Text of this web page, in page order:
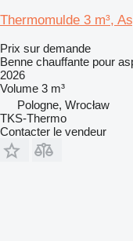
Thermomulde 3 m³,
Prix sur demande
Benne chauffante pour
2026
Volume 3 m³
Pologne, Wrocław
TKS-Thermo
Contacter le vendeur